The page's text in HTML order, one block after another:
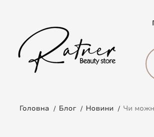
Головна Блог Новини Чи